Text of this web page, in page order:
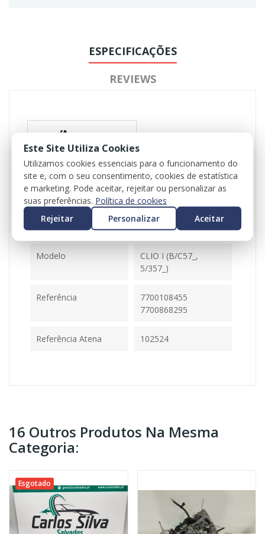
ESPECIFICAÇÕES
REVIEWS
Referência 102524
Disponível 1 Item
Ficha Informativa
Modelo
CLIO I (B/C57_,
5/357_)
Referência
7700108455
7700868295
Referência Atena 102524
16 Outros Produtos Na Mesma
Categoria:
Esgotado
Este Site Utiliza Cookies
Utilizamos cookies essenciais para o funcionamento do
site e, com o seu consentimento, cookies de estatística
e marketing. Pode aceitar, rejeitar ou personalizar as
suas preferências. Política de cookies
Rejeitar
Personalizar Aceitar